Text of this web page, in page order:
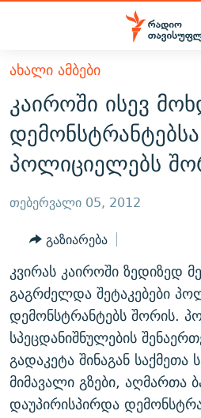
Accessibility
მთავარ
შინაარსზე
დაბრუნება
მთავარ
ნავიგაციაზე
დაბრუნება
ძიებაზე
ᲐᲮᲐᲚᲘ ᲐᲛᲑᲔᲑᲘ
ᲗᲔᲛᲔᲑᲘ
ᲞᲝᲚᲘᲢᲘᲙᲐ
ᲔᲙᲝᲜᲝᲛᲘᲙᲐ
ᲡᲐᲖᲝᲒᲐᲓᲝᲔᲑᲐ
ᲕᲘᲓᲔᲝ
ᲑᲚᲝᲒᲔᲑᲘ
ᲞᲝᲓᲙᲐᲡᲢᲔᲑᲘ
60 ᲓᲔᲪᲘᲑᲔᲚᲘ
ᲒᲐᲜᲙᲘᲗᲮᲕᲘᲡ ᲓᲦᲔ
ᲓᲘᲚᲘᲡ ᲡᲐᲣᲑᲠᲔᲑᲘ
ᲛᲝᲚᲐᲞᲐᲠᲐᲙᲔ ᲢᲔᲥᲡᲢᲔᲑᲘ
ᲨᲘᲜ - ᲣᲪᲮᲝᲔᲗᲨᲘ
ᲤᲔᲜᲝᲕᲐᲜᲘ - 2.10
ᲗᲥᲕᲔᲜᲘ ᲞᲣᲑᲚᲘᲙᲐᲪᲘᲔᲑᲘ
ᲞᲠᲝᲔᲥᲢᲔᲑᲘ
ᲣᲙᲠᲐᲘᲜᲐᲨᲘ ᲓᲐᲦᲣᲞᲣᲚᲘ
ᲓᲐᲛᲝᲣᲙᲘᲓᲔᲑᲚᲝᲑᲘᲡ 100 ᲬᲔᲚᲘ
ᲩᲔᲛᲘ ᲡᲘᲙᲕᲓᲘᲚᲘᲡ ᲛᲘᲖᲔᲖᲘᲐ
11 ᲬᲔᲚᲘ - 11 ᲐᲛᲑᲐᲕᲘ
ЭХО КАВКАЗА
ᲒᲐᲛᲝᲘᲬᲔᲠᲔ
ᲐᲮᲐᲚᲘ ᲐᲛᲑᲔᲑᲘ
კაიროში ისევ
პოლიციელებს
თებერვალი 05, 2012
გაზიარება
კვირას კაიროში ზედიზედ
გაგრძელდა შეტაკებები
დემონსტრანტებს შორის.
სპეცდანიშნულების
გადაკეტა შინაგან საქმეთა
მიმავალი გზები, აღმართა
დაუპირისპირდა